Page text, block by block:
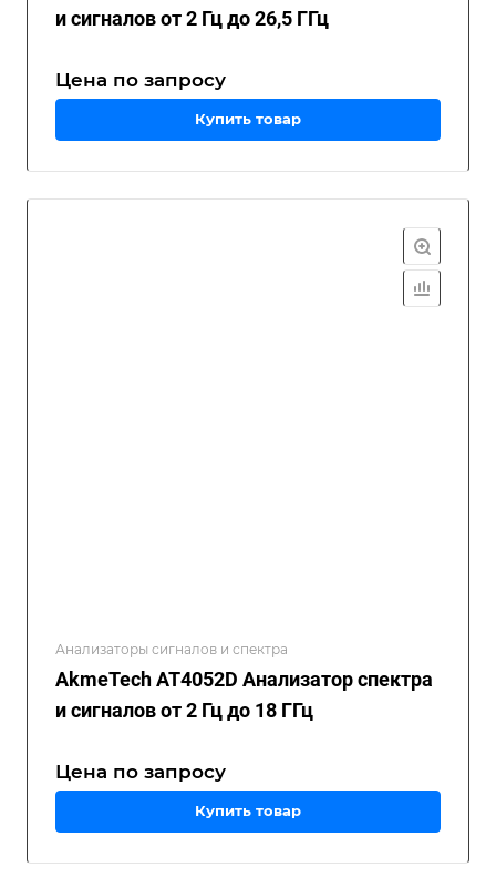
и сигналов от 2 Гц до 26,5 ГГц
Цена по запросу
Купить товар
Анализаторы сигналов и спектра
AkmeTech AT4052D Анализатор спектра
и сигналов от 2 Гц до 18 ГГц
Цена по запросу
Купить товар